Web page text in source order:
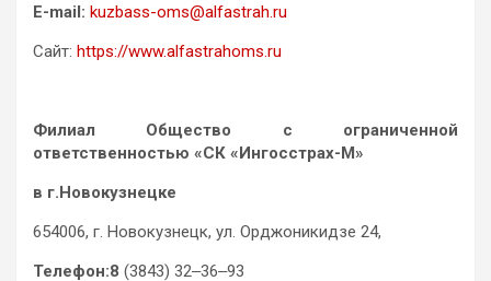
E-mail: kuzbass-oms@alfastrah.ru
Сайт: https://www.alfastrahoms.ru
Филиал Общество с ограниченной
ответственностью «СК «Ингосстрах-М»
в г.Новокузнецке
654006, г. Новокузнецк, ул. ​Орджоникидзе 24,
Телефон:8 (3843) 32‒36‒93